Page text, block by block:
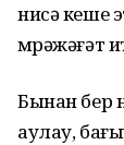
нисә кеше
мөрәжәғәт
Бынан бер
аулау,